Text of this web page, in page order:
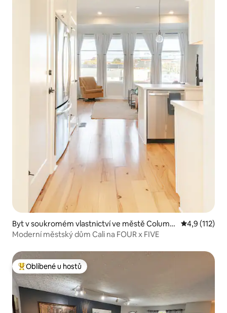
Byt v soukromém vlastnictví ve městě Columb
us
Průměrné
4,9 (112)
Moderní městský dům Cali na FOUR x FIVE
Nejlepší v kategorii Oblíbené u hostů
Oblíbené u hostů